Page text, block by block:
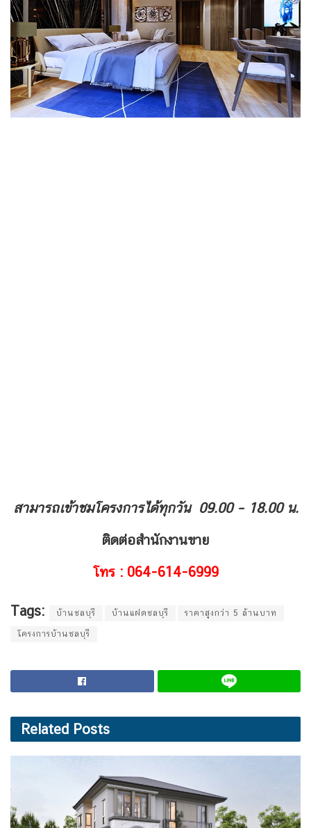
สามารถเข้าชมโครงการได้ทุกวัน 09.00 – 18.00 น.
ติดต่อสำนักงานขาย
โทร : 064-614-6999
Tags: บ้านชลบุรี บ้านแฝดชลบุรี ราคาสูงกว่า 5 ล้านบาท
โครงการบ้านชลบุรี
Related Posts